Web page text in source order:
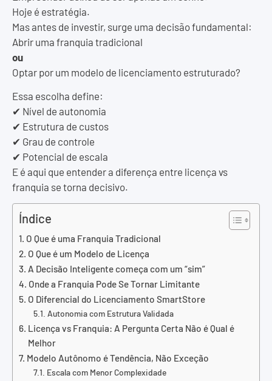
Hoje é estratégia.
Mas antes de investir, surge uma decisão fundamental:
Abrir uma franquia tradicional
ou
Optar por um modelo de licenciamento estruturado?
Essa escolha define:
✔ Nível de autonomia
✔ Estrutura de custos
✔ Grau de controle
✔ Potencial de escala
E é aqui que entender a diferença entre licença vs
franquia se torna decisivo.
Índice
O Que é uma Franquia Tradicional
O Que é um Modelo de Licença
A Decisão Inteligente começa com um “sim”
Onde a Franquia Pode Se Tornar Limitante
O Diferencial do Licenciamento SmartStore
Autonomia com Estrutura Validada
Licença vs Franquia: A Pergunta Certa Não é Qual é
Melhor
Modelo Autônomo é Tendência, Não Exceção
Escala com Menor Complexidade